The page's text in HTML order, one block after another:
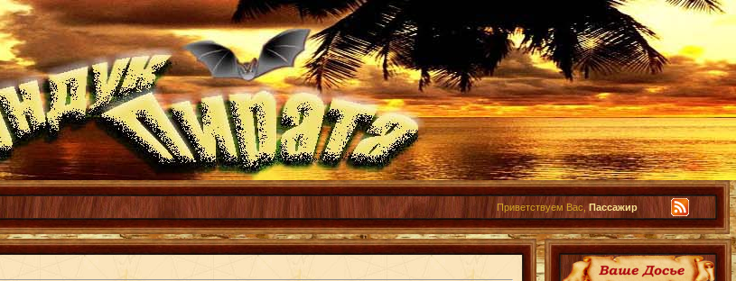
Приветствуем Вас, Пассажир